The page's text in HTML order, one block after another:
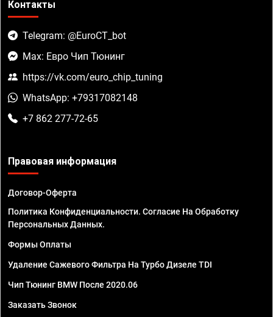
Контакты
Telegram: @EuroCT_bot
Max: Евро Чип Тюнинг
https://vk.com/euro_chip_tuning
WhatsApp: +79317082148
+7 862 277-72-65
Правовая информация
Договор-Оферта
Политика Конфиденциальности. Согласие На Обработку
Персональных Данных.
Формы Оплаты
Удаление Сажевого Фильтра На Турбо Дизеле TDI
Чип Тюнинг BMW После 2020.06
Заказать Звонок